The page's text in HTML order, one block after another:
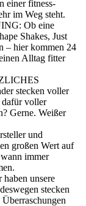
einer fitness-
im Weg steht.
Ob eine
Shakes, Just
– hier kommen 24
Alltag fitter
stecken voller
dafür voller
Gerne. Weißer
und
großen Wert auf
immer
unsere
stecken